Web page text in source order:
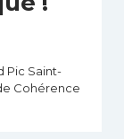
Pic Saint-
Cohérence